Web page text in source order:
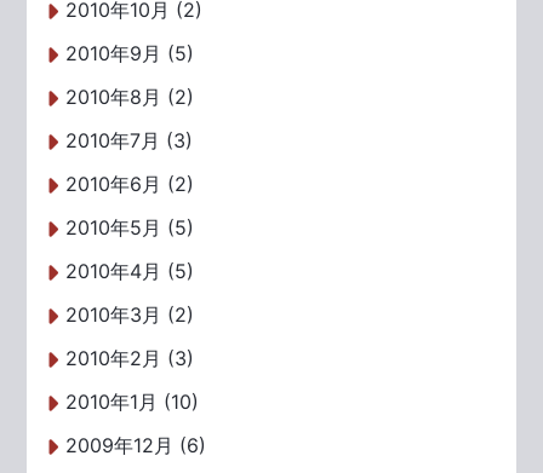
2010年10月 (2)
2010年9月 (5)
2010年8月 (2)
2010年7月 (3)
2010年6月 (2)
2010年5月 (5)
2010年4月 (5)
2010年3月 (2)
2010年2月 (3)
2010年1月 (10)
2009年12月 (6)